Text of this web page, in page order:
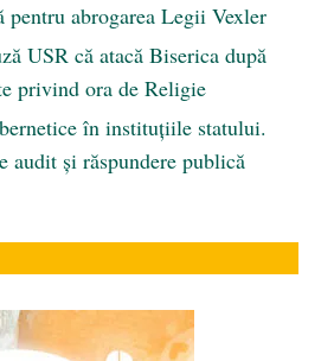
pentru abrogarea Legii Vexler
USR că atacă Biserica după
privind ora de Religie
în instituțiile statului.
audit și răspundere publică